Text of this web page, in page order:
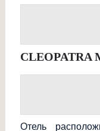
CLEOPATRA
Отель